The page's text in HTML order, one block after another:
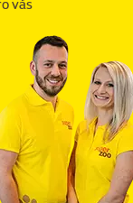
vás